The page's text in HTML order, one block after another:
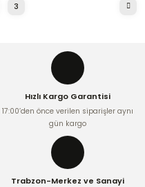
3
Hızlı Kargo Garantisi
17:00’den önce verilen siparişler aynı
gün kargo
Trabzon-Merkez ve Sanayi